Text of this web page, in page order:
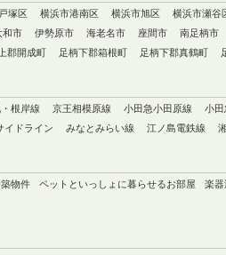
塚区 横浜市港南区 横浜市旭区 横浜市瀬谷
和市 伊勢原市 海老名市 座間市 南足柄市
郡開成町 足柄下郡箱根町 足柄下郡真鶴町
根岸線 京王相模原線 小田急小田原線 小田
イドライン みなとみらい線 江ノ島電鉄線
築物件 ペットといっしょに暮らせるお部屋 楽器